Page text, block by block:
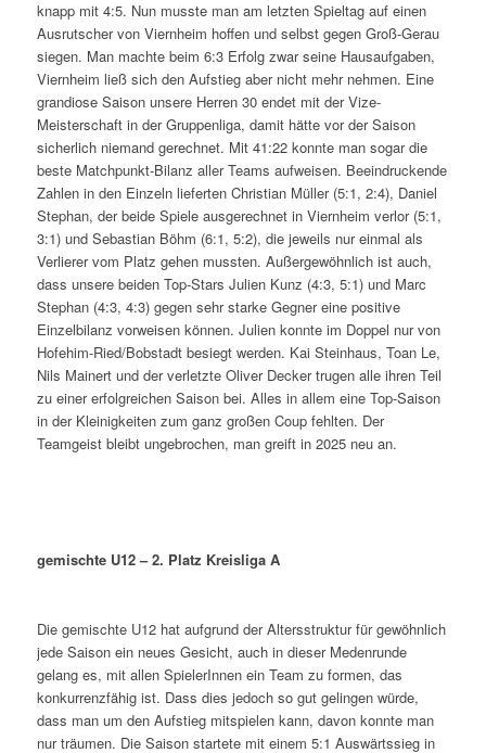
knapp mit 4:5. Nun musste man am letzten Spieltag auf einen
Ausrutscher von Viernheim hoffen und selbst gegen Groß-Gerau
siegen. Man machte beim 6:3 Erfolg zwar seine Hausaufgaben,
Viernheim ließ sich den Aufstieg aber nicht mehr nehmen. Eine
grandiose Saison unsere Herren 30 endet mit der Vize-
Meisterschaft in der Gruppenliga, damit hätte vor der Saison
sicherlich niemand gerechnet. Mit 41:22 konnte man sogar die
beste Matchpunkt-Bilanz aller Teams aufweisen. Beeindruckende
Zahlen in den Einzeln lieferten Christian Müller (5:1, 2:4), Daniel
Stephan, der beide Spiele ausgerechnet in Viernheim verlor (5:1,
3:1) und Sebastian Böhm (6:1, 5:2), die jeweils nur einmal als
Verlierer vom Platz gehen mussten. Außergewöhnlich ist auch,
dass unsere beiden Top-Stars Julien Kunz (4:3, 5:1) und Marc
Stephan (4:3, 4:3) gegen sehr starke Gegner eine positive
Einzelbilanz vorweisen können. Julien konnte im Doppel nur von
Hofehim-Ried/Bobstadt besiegt werden. Kai Steinhaus, Toan Le,
Nils Mainert und der verletzte Oliver Decker trugen alle ihren Teil
zu einer erfolgreichen Saison bei. Alles in allem eine Top-Saison
in der Kleinigkeiten zum ganz großen Coup fehlten. Der
Teamgeist bleibt ungebrochen, man greift in 2025 neu an.
gemischte U12 – 2. Platz Kreisliga A
Die gemischte U12 hat aufgrund der Altersstruktur für gewöhnlich
jede Saison ein neues Gesicht, auch in dieser Medenrunde
gelang es, mit allen SpielerInnen ein Team zu formen, das
konkurrenzfähig ist. Dass dies jedoch so gut gelingen würde,
dass man um den Aufstieg mitspielen kann, davon konnte man
nur träumen. Die Saison startete mit einem 5:1 Auswärtssieg in